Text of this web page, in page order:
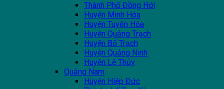
Thành Phố Đồng Hới
Huyện Minh Hóa
Huyện Tuyên Hóa
Huyện Quảng Trạch
Huyện Bố Trạch
Huyện Quảng Ninh
Huyện Lệ Thủy
Quảng Nam
Huyện Hiệp Đức